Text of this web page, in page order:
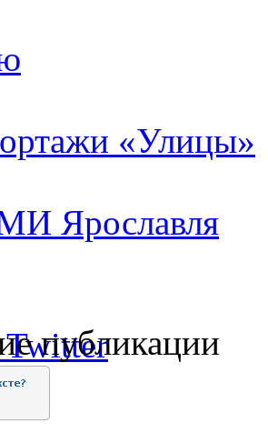
«Улицы»
Ярославля
публикации
Twitter